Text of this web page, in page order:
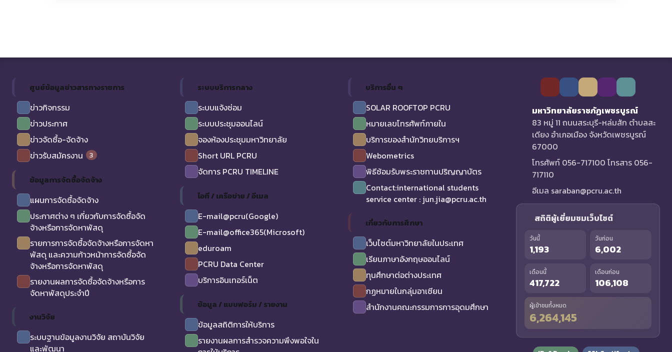
ศูนย์ข้อมูลข่าวสารทางราชการ
ข่าวกิจกรรม
ข่าวประกาศ
ข่าวจัดซื้อ-จัดจ้าง
ข่าวรับสมัครงาน
3
ข้อมูลการจัดซื้อจัดจ้าง
แผนการจัดซื้อจัดจ้าง
ประกาศต่าง ๆ เกี่ยวกับการจัดซื้อจัด
จ้างหรือการจัดหาพัสดุ
รายการการจัดซื้อจัดจ้างหรือการจัดหา
พัสดุ และความก้าวหน้าการจัดซื้อจัด
จ้างหรือการจัดหาพัสดุ
รายงานผลการจัดซื้อจัดจ้างหรือการ
จัดหาพัสดุประจำปี
งานวิจัย
ระบบฐานข้อมูลงานวิจัย สถาบันวิจัย
และพัฒนา
ระบบบริการกลาง
ระบบแจ้งซ่อม
ระบบประชุมออนไลน์
จองห้องประชุมมหาวิทยาลัย
Short URL PCRU
จัดการ PCRU TIMELINE
ไอที / เครือข่าย / อีเมล
E-mail@pcru(Google)
E-mail@office365(Microsoft)
eduroam
PCRU Data Center
บริการอินเทอร์เน็ต
ข้อมูล / แบบฟอร์ม / รายงาน
ข้อมูลสถิติการให้บริการ
รายงานผลการสำรวจความพึงพอใจใน
บริการอื่น ๆ
SOLAR ROOFTOP PCRU
หมายเลขโทรศัพท์ภายใน
บริการของสำนักวิทยบริการฯ
Webometrics
พิธีซ้อมรับพระราชทานปริญญาบัตร
Contact:international students
service center : jun.jia@pcru.ac.th
เกี่ยวกับการศึกษา
เว็บไซต์มหาวิทยาลัยในประเทศ
เรียนภาษาอังกฤษออนไลน์
ทุนศึกษาต่อต่างประเทศ
กฏหมายในกลุ่มอาเซียน
สำนักงานคณะกรรมการการอุดมศึกษา
มหาวิทยาลัยราชภัฏเพชรบูรณ์
83 หมู่ 11 ถนนสระบุรี-หล่มสัก ตำบลสะ
เดียง อำเภอเมือง จังหวัดเพชรบูรณ์
67000
โทรศัพท์ 056-717100 โทรสาร 056-
717110
อีเมล saraban@pcru.ac.th
สถิติผู้เยี่ยมชมเว็บไซต์
วันนี้
1,193
วันก่อน
6,002
เดือนนี้
417,722
เดือนก่อน
106,108
ผู้เข้าชมทั้งหมด
6,264,145